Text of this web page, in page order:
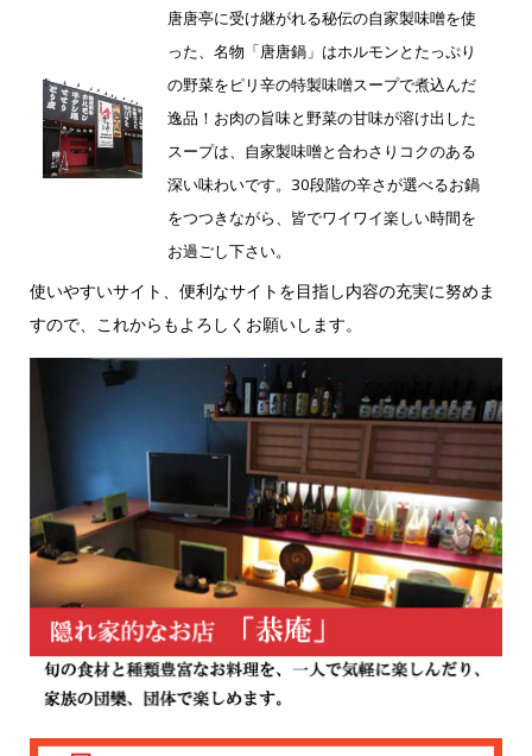
k
唐唐亭に受け継がれる秘伝の自家製味噌を使
った、名物「唐唐鍋」はホルモンとたっぷり
の野菜をピリ辛の特製味噌スープで煮込んだ
逸品！お肉の旨味と野菜の甘味が溶け出した
スープは、自家製味噌と合わさりコクのある
深い味わいです。30段階の辛さが選べるお鍋
をつつきながら、皆でワイワイ楽しい時間を
お過ごし下さい。
使いやすいサイト、便利なサイトを目指し内容の充実に努めま
すので、これからもよろしくお願いします。